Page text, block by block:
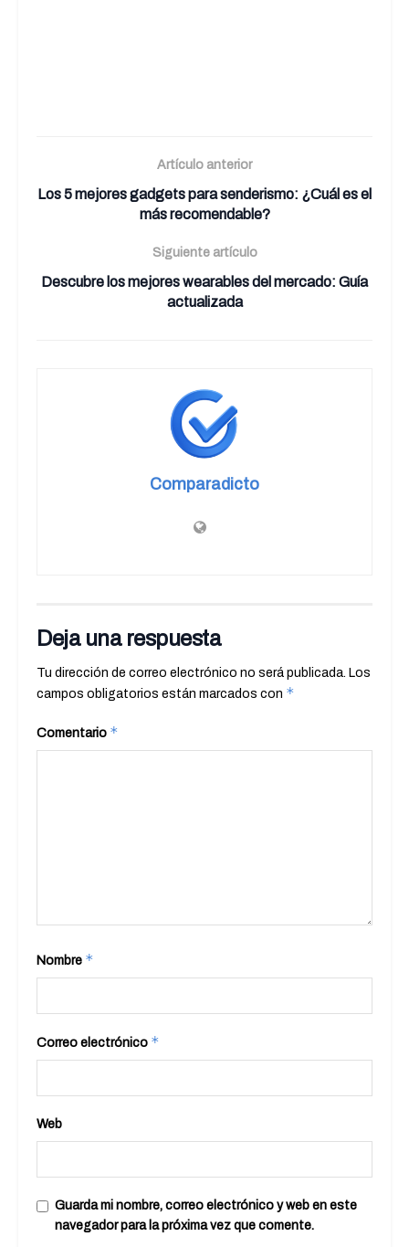
Artículo anterior
Los 5 mejores gadgets para senderismo: ¿Cuál es el
más recomendable?
Siguiente artículo
Descubre los mejores wearables del mercado: Guía
actualizada
Comparadicto
Deja una respuesta
Tu dirección de correo electrónico no será publicada. Los
campos obligatorios están marcados con *
Comentario *
Nombre *
Correo electrónico *
Web
Guarda mi nombre, correo electrónico y web en este
navegador para la próxima vez que comente.